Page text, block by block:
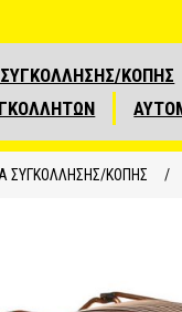
ΣΥΓΚΟΛΛΗΣΗΣ/ΚΟΠΗΣ
ΣΥΓΚΟΛΛΗΣΗΣ/ΚΟΠΗΣ /